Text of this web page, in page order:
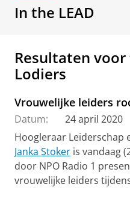
In the LEAD
Resultaten
Lodiers
Vrouwelijke leiders
Datum:
24 april 2020
Hoogleraar Leiderschap
Janka Stoker is vandaag
door NPO Radio 1
vrouwelijke leiders